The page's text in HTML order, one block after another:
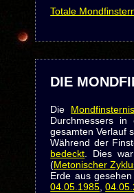
Totale
DIE
Die Mondfinsternis
Durchmessers in
gesamten Verlauf
Während der
bedeckt . Dies
(Metonischer
Erde aus
04.05.1985 ,